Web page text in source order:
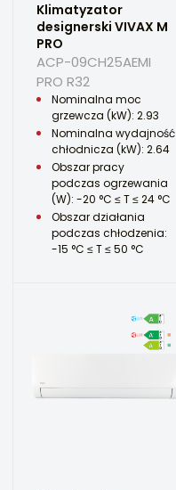
Klimatyzator
designerski VIVAX M
PRO
ACP-09CH25AEMI
PRO R32
Nominalna moc
grzewcza (kW): 2.93
Nominalna wydajność
chłodnicza (kW): 2.64
Obszar pracy
podczas ogrzewania
(W): -20 °C ≤ T ≤ 24 °C
Obszar działania
podczas chłodzenia:
-15 °C ≤ T ≤ 50 °C